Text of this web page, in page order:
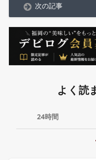
次の記事
よく読
24時間